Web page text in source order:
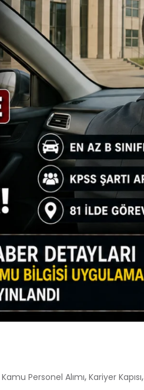
Kamu Personel Alımı, Kariyer Kapısı,